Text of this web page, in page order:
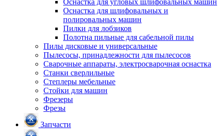
Оснастка для угловых шлифовальных машин
Оснастка для шлифовальных и
полировальных машин
Пилки для лобзиков
Полотна пильные для сабельной пилы
Пилы дисковые и универсальные
Пылесосы, принадлежности для пылесосов
Сварочные аппараты, электросварочная оснастка
Станки сверлильные
Степлеры мебельные
Стойки для машин
Фрезеры
Фрезы
Запчасти